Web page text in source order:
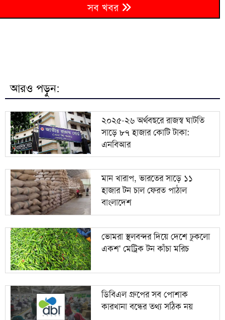
১৬ জনের মৃত্যুদণ্ড, ১১ জনের যাবজ্জীবন
৯ গাজায় আটক ২৪ ফিলিস্তিনি বন্দিকে মুক্তি দিলো ইসরায়েল
১০ জুলাই স্মৃতি জাদুঘর আজ থেকে সবার জন্য উন্মুক্ত, টিকিট
৫০ টাকা
সব খবর
আরও পড়ুন:
২০২৫-২৬ অর্থবছরে রাজস্ব ঘাটতি
সাড়ে ৮৭ হাজার কোটি টাকা:
এনবিআর
মান খারাপ, ভারতের সাড়ে ১১
হাজার টন চাল ফেরত পাঠাল
বাংলাদেশ
ভোমরা স্থলবন্দর দিয়ে দেশে ঢুকলো
একশ' মেট্রিক টন কাঁচা মরিচ
ডিবিএল গ্রুপের সব পোশাক
কারখানা বন্ধের তথ্য সঠিক নয়